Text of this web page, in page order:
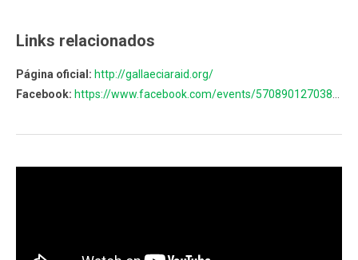
Links relacionados
Página oficial: http://gallaeciaraid.org/
Facebook: https://www.facebook.com/events/570890127038005/